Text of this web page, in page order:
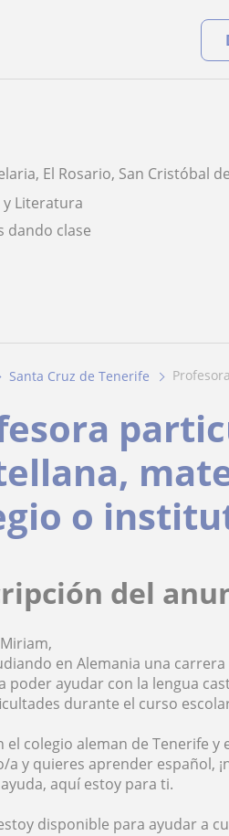
El Rosario, San Cristóbal
y Literatura
dando clase
Santa Cruz de Tenerife
o
del
en Alemania una
poder ayudar con la lengua
durante el curso
el colegio aleman de Tenerife
a y quieres aprender español,
aquí estoy para ti.
disponible para ayudar a